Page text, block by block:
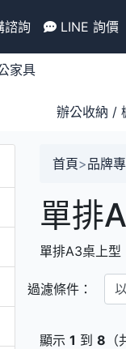
諮詢 LINE 詢價
辦公收納 /
首頁>品牌
單排
單排A3桌上型
過濾條件：
以...開頭
顯示 1 到 8 （